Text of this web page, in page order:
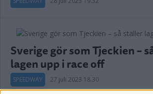
Sverige gör som Tjeckien –
lagen upp i race off
SPEEDWAY 27 juli 2023 18.30